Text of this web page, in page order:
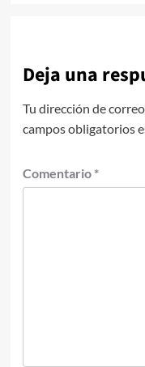
Deja una
Tu dirección de
campos obligatorios
Comentario *